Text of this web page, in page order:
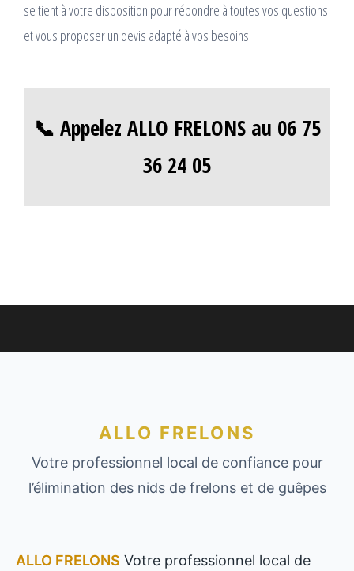
se tient à votre disposition pour répondre à toutes vos questions
et vous proposer un devis adapté à vos besoins.
📞 Appelez ALLO FRELONS au 06 75
36 24 05
ALLO FRELONS
Votre professionnel local de confiance pour
l’élimination des nids de frelons et de guêpes
ALLO FRELONS Votre professionnel local de